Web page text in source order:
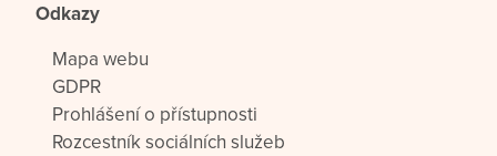
Odkazy
Mapa webu
GDPR
Prohlášení o přístupnosti
Rozcestník sociálních služeb